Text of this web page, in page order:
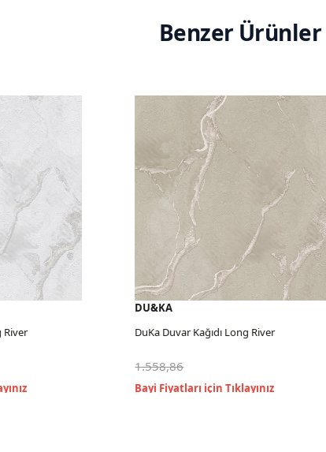
Benzer Ürünler
DU&KA
DuKa Duvar Kağıdı Long River
1.558,86